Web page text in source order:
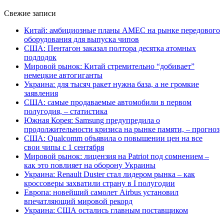
Свежие записи
Китай: амбициозные планы AMEC на рынке передового
оборудования для выпуска чипов
США: Пентагон заказал полтора десятка атомных
подлодок
Мировой рынок: Китай стремительно “добивает”
немецкие автогиганты
Украина: для тысяч ракет нужна база, а не громкие
заявления
США: самые продаваемые автомобили в первом
полугодия, – статистика
Южная Корея: Samsung предупредила о
продолжительности кризиса на рынке памяти, – прогноз
США: Qualcomm объявила о повышении цен на все
свои чипы с 1 сентября
Мировой рынок: лицензия на Patriot под сомнением –
как это повлияет на оборону Украины
Украина: Renault Duster стал лидером рынка – как
кроссоверы захватили страну в I полугодии
Европа: новейший самолет Airbus установил
впечатляющий мировой рекорд
Украина: США остались главным поставщиком